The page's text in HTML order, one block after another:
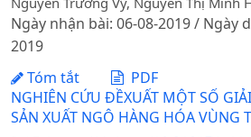
Ngày nhận bài: 06-08-2019 / Ngày
2019
Tóm tắt
PDF
NGHIÊN CỨU ĐỀXUẤT MỘT SỐ
SẢN XUẤT NGÔ HÀNG HÓA VÙNG